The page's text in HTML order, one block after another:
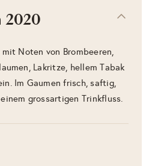
2020
Noten von Brombeeren,
Lakritze, hellem Tabak
Im Gaumen frisch, saftig,
grossartigen Trinkfluss.